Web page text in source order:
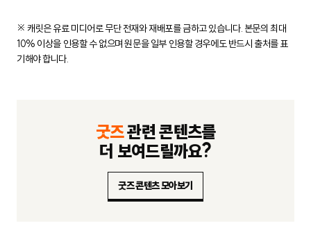
※ 캐릿은 유료 미디어로 무단 전재와 재배포를 금하고 있습니다. 본문의 최대
10% 이상을 인용할 수 없으며 원문을 일부 인용할 경우에도반드시 출처를 표
기해야 합니다.
굿즈관련 콘텐츠를
더 보여드릴까요?
굿즈 콘텐츠 모아보기